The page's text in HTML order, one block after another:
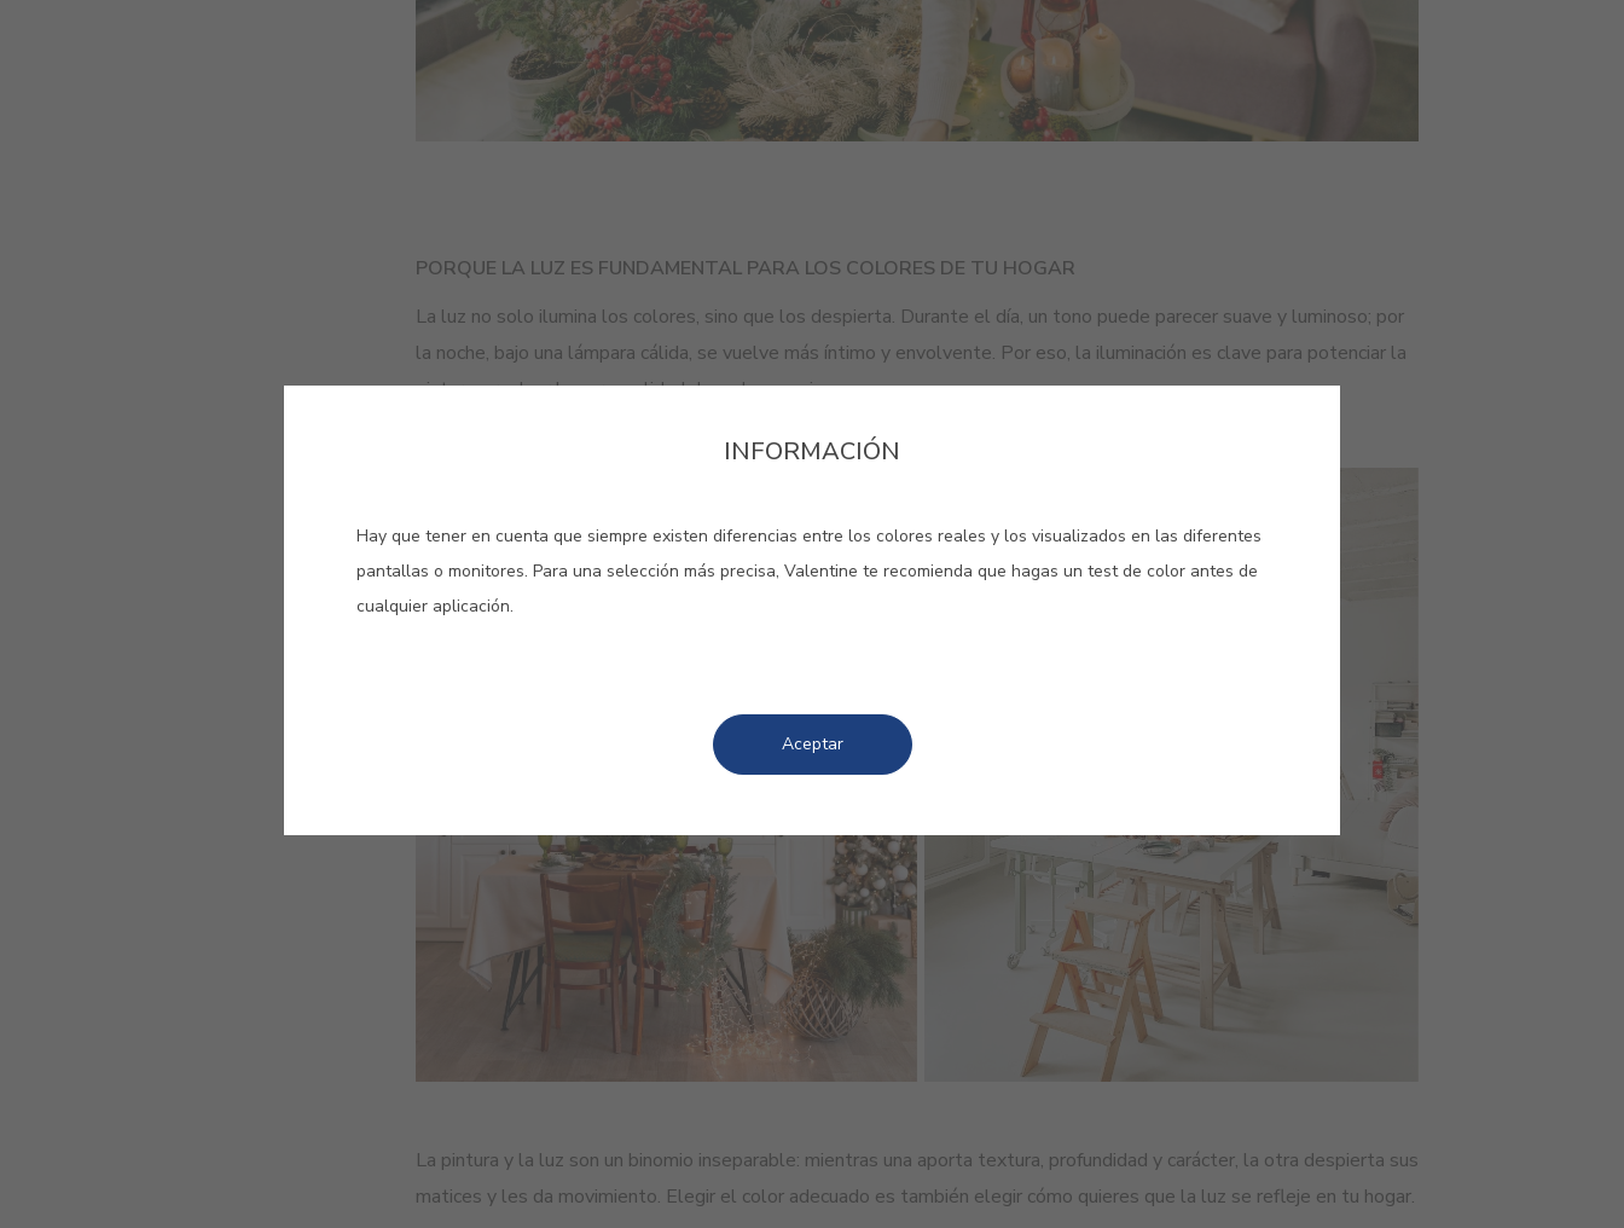
PORQUE LA LUZ ES FUNDAMENTAL PARA LOS COLORES DE TU HOGAR
La luz no solo ilumina los colores, sino que los despierta. Durante el día, un tono puede parecer suave y luminoso; por
la noche, bajo una lámpara cálida, se vuelve más íntimo y envolvente. Por eso, la iluminación es clave para potenciar la
pintura y realzar la personalidad de cada espacio.
La pintura y la luz son un binomio inseparable: mientras una aporta textura, profundidad y carácter, la otra despierta sus
matices y les da movimiento. Elegir el color adecuado es también elegir cómo quieres que la luz se refleje en tu hogar.
INFORMACIÓN
Hay que tener en cuenta que siempre existen diferencias entre los colores reales y los visualizados en las diferentes
pantallas o monitores. Para una selección más precisa, Valentine te recomienda que hagas un test de color antes de
cualquier aplicación.
Aceptar